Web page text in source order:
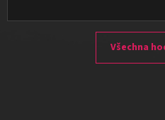
Všechna